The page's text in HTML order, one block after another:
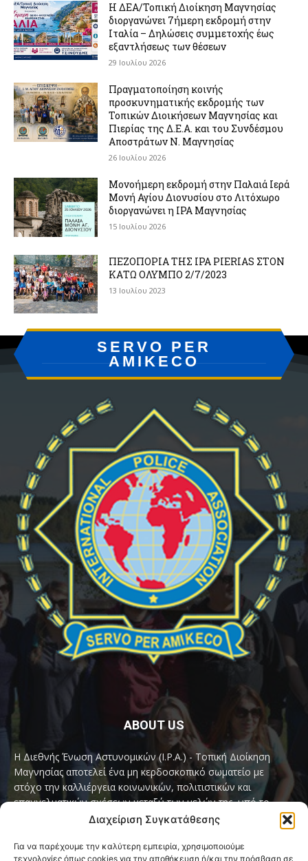
Διαχείριση Συγκατάθεσης
Για να παρέχουμε την καλύτερη εμπειρία, χρησιμοποιούμε
τεχνολογίες όπως cookies για την αποθήκευση ή/και την πρόσβαση σε
Η ΔΕΑ/Τοπική Διοίκηση Μαγνησίας
διοργανώνει 7ήμερη εκδρομή στην
Ιταλία – Δηλώσεις συμμετοχής έως
εξαντλήσεως των θέσεων
29 Ιουλίου 2026
Πραγματοποίηση κοινής
προσκυνηματικής εκδρομής των
Τοπικών Διοικήσεων Μαγνησίας και
Πιερίας της Δ.Ε.Α. και του Συνδέσμου
Αποστράτων Ν. Μαγνησίας
26 Ιουλίου 2026
Μονοήμερη εκδρομή στην Παλαιά Ιερά
Μονή Αγίου Διονυσίου στο Λιτόχωρο
διοργανώνει η IPA Μαγνησίας
15 Ιουλίου 2026
ΠΕΖΟΠΟΡΙΑ ΤΗΣ IPA PIERIAS ΣΤΟΝ
ΚΑΤΩ ΟΛΥΜΠΟ 2/7/2023
13 Ιουλίου 2023
SERVO PER
AMIKECO
ABOUT US
Η Διεθνής Ένωση Αστυνομικών (I.P.A.) - Τοπική Διοίκηση
Μαγνησίας αποτελεί ένα μη κερδοσκοπικό σωματείο με
στόχο την καλλιέργεια κοινωνικών, πολιτιστικών και
επαγγελματικών σχέσεων μεταξύ των μελών της, υπό το
παγκόσμιο σύνθημα «Servo per Amikeco» (Υπηρετώ δια της